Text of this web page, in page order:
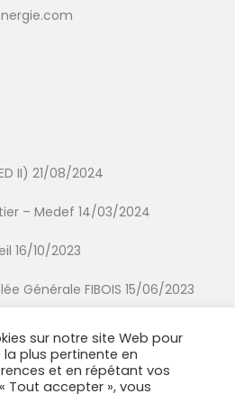
II) 21/08/2024
– Medef 14/03/2024
16/10/2023
Générale FIBOIS 15/06/2023
replantation avec Duramen à
sur notre site Web pour
plus pertinente en
et en répétant vos
Tout accepter », vous